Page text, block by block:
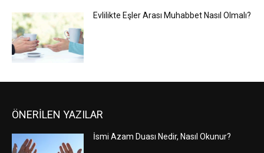
Evlilikte Eşler Arası Muhabbet Nasıl Olmalı?
ÖNERİLEN YAZILAR
İsmi Azam Duası Nedir, Nasıl Okunur?